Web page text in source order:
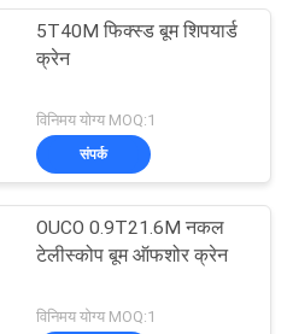
5T40M फिक्स्ड बूम शिपयार्ड
क्रेन
विनिमय योग्य MOQ:1
संपर्क
OUCO 0.9T21.6M नकल
टेलीस्कोप बूम ऑफशोर क्रेन
विनिमय योग्य MOQ:1